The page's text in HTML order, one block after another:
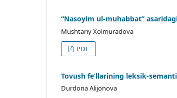
“Nasoyim ul-muhabbat”
Mushtariy Xolmuradova
PDF
Tovush fe’llarining leksik-
Durdona Alijonova